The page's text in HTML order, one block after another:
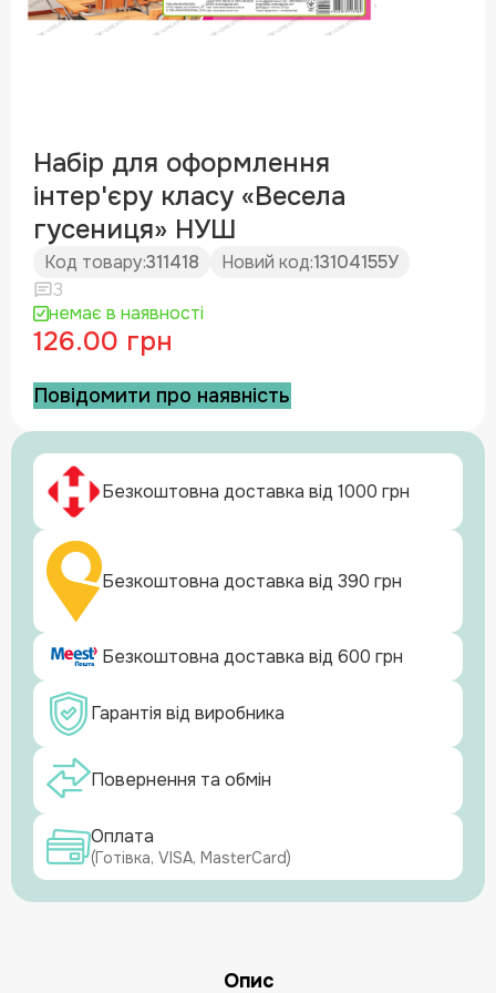
Набір для оформлення
інтер'єру класу «Весела
гусениця» НУШ
Код товару:311418 Новий код:13104155У
3
немає в наявності
126.00 грн
Повідомити про наявність
Безкоштовна доставка від 1000 грн
Безкоштовна доставка від 390 грн
Безкоштовна доставка від 600 грн
Гарантія від виробника
Повернення та обмін
Оплата
(Готівка, VISA, MasterCard)
Опис